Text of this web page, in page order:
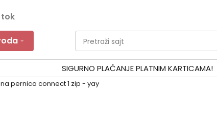
Pretraži sajt
SIGURNO PLAĆANJE PLATNIM KARTICAMA!
pernica connect 1 zip - yay